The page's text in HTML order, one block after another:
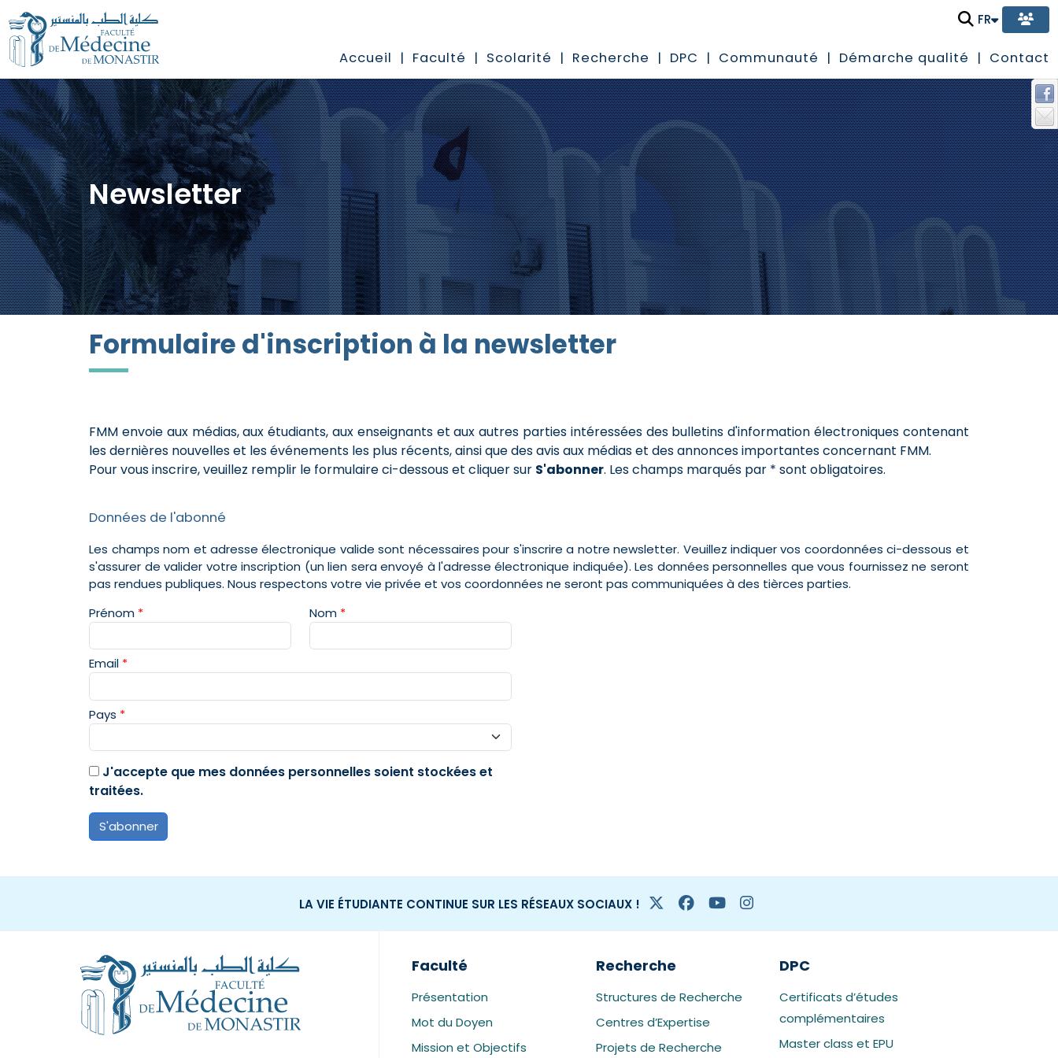
FR
Accueil Faculté Scolarité Recherche DPC Communauté Démarche qualité Contact
Newsletter
Formulaire d'inscription à la newsletter
FMM envoie aux médias, aux étudiants, aux enseignants et aux autres parties intéressées des bulletins d'information électroniques contenant
les dernières nouvelles et les événements les plus récents, ainsi que des avis aux médias et des annonces importantes concernant FMM.
Pour vous inscrire, veuillez remplir le formulaire ci-dessous et cliquer sur S'abonner. Les champs marqués par * sont obligatoires.
Données de l'abonné
Les champs nom et adresse électronique valide sont nécessaires pour s'inscrire a notre newsletter. Veuillez indiquer vos coordonnées ci-dessous et
s'assurer de valider votre inscription (un lien sera envoyé à l'adresse électronique indiquée). Les données personnelles que vous fournissez ne seront
pas rendues publiques. Nous respectons votre vie privée et vos coordonnées ne seront pas communiquées à des tièrces parties.
Prénom * Nom *
Email *
Pays *
J'accepte que mes données personnelles soient stockées et
traitées.
S'abonner
LA VIE ÉTUDIANTE CONTINUE SUR LES RÉSEAUX SOCIAUX !
Faculté
Présentation
Mot du Doyen
Mission et Objectifs
Recherche
Structures de Recherche
Centres d’Expertise
Projets de Recherche
DPC
Certificats d’études
complémentaires
Master class et EPU